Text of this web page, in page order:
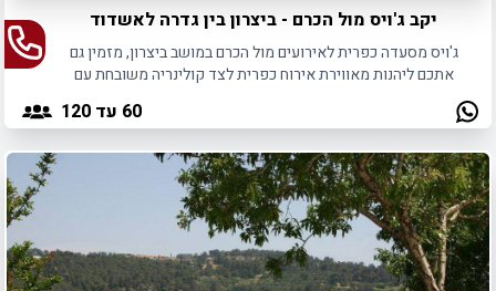
יקב ג'ויס מול הכרם - ביצרון בין גדרה לאשדוד
ג'ויס מסעדה כפרית לאירועים מול הכרם במושב ביצרון, מזמין גם
אתכם ליהנות מאווירת אירוח כפרית לצד קולינריה משובחת עם
60 עד 120